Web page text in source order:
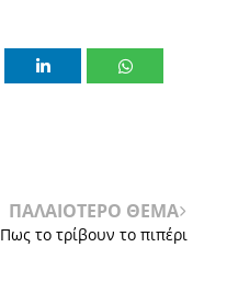
ΠΑΛΑΙΟΤΕΡΟ ΘΕΜΑ
Πως το τρίβουν το πιπέρι